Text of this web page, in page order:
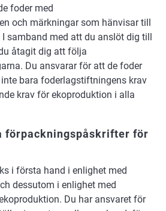
foder med
och märkningar som hänvisar till
samband med att du anslöt dig till
åtagit dig att följa
Du ansvarar för att de foder
bara foderlagstiftningens krav
krav för ekoproduktion i alla
förpackningspåskrifter för
i första hand i enlighet med
dessutom i enlighet med
Du har ansvaret för